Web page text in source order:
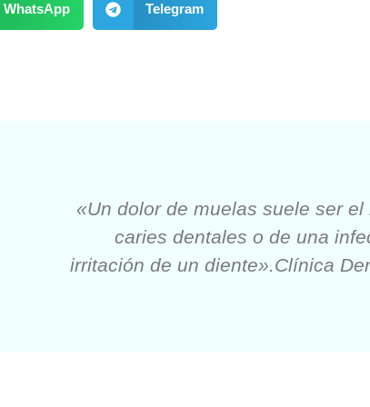
WhatsApp Telegram
«Un dolor de muelas suele ser el
caries dentales o de una
irritación de un diente».Clínica